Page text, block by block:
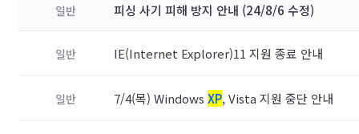
일반 피싱 사기 피해 방지 안내 (24/8/6 수정)
일반 IE(Internet Explorer)11 지원 종료 안내
일반 7/4(목) Windows XP, Vista 지원 중단 안내